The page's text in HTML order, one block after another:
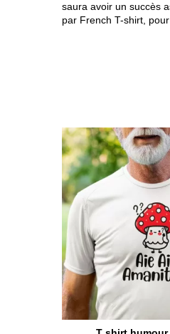
saura avoir un succès
par French T-shirt,